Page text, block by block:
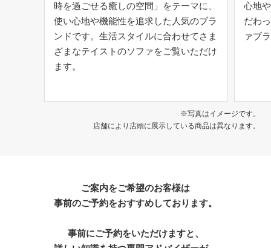
時を過ごせる癒しの空間」をテーマに、
使い心地や機能性を追求した人気のブラ
ンドです。生活スタイルに合わせてさま
ざまなテイストのソファをご覧いただけ
ます。
心地
だわ
ァブ
※写真はイメージです。
店舗により店頭に展示している商品は異なります。
ご案内をご希望のお客様は
事前のご予約をおすすめしております。
事前にご予約をいただけますと、